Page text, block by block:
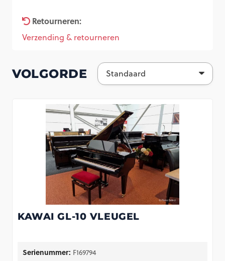
Retourneren:
Verzending & retourneren
VOLGORDE
KAWAI GL-10 VLEUGEL
Serienummer: F169794